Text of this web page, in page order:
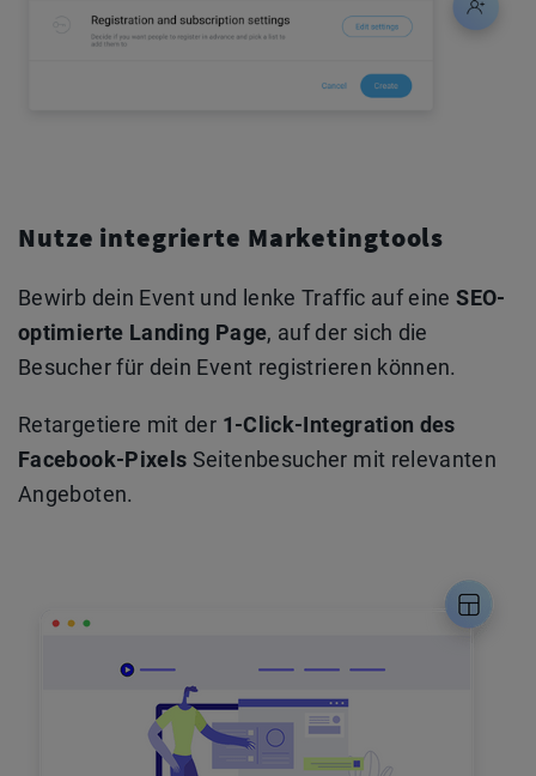
Nutze integrierte Marketingtools
Bewirb dein Event und lenke Traffic auf eineSEO-
optimierte Landing Page, auf der sich die
Besucher für dein Event registrieren können.
Retargetiere mit der 1-Click-Integration des
Facebook-Pixels Seitenbesucher mit relevanten
Angeboten.